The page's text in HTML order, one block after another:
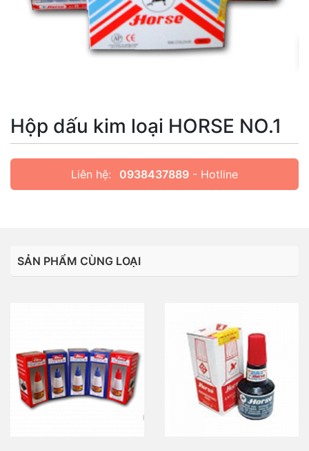
Hộp dấu kim loại HORSE NO.1
Liên hệ: 0938437889 - Hotline
SẢN PHẨM CÙNG LOẠI